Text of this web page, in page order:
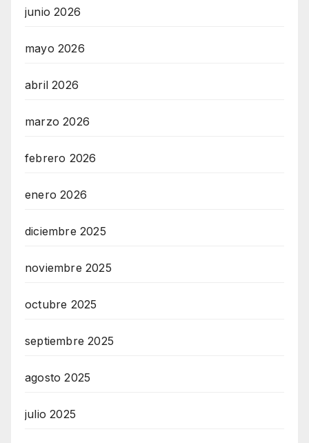
junio 2026
mayo 2026
abril 2026
marzo 2026
febrero 2026
enero 2026
diciembre 2025
noviembre 2025
octubre 2025
septiembre 2025
agosto 2025
julio 2025